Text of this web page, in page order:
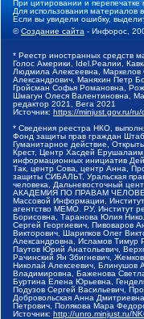
При цитировании и
Для использования материалов
Если вы увидели ошибку,
©Создание сайта - Инфорос,
* Реестр иностранных средств
Голос Америки, Idel.Реалии,
Людмила Алексеевна, Маркелов
Александрович, Маняхин Петр
Гройсман Софья Романовна,
Шмагун Олеся Валентиновна,
редактор 2021, Вега 2021
Источник: https://minjust.gov.ru/
* Сведения реестра НКО,
Фонд защиты прав граждан
Гуманитарное действие,
Крест, Центр Хасдей
информационных инициатив
Так, центр Сова, центр Анна,
защиты СИБАЛЬТ, Уральская
человека, Дальневосточный
АКАДЕМИЯ ПО ПРАВАМ ЧЕЛОВЕКА,
Массовой Информации,
агентство МЕМО. РУ, Институт
Борисовна, Таранова Юлия
Сергей Георгиевич, Пивоваров
Викторович, Шарипков Олег
Александровна, Исламов Тимур
Паутов Юрий Анатольевич,
Рачинский Ян Збигневич,
Николай Алексеевич, Блинушов
Владимировна, Баженова
Буртина Елена Юрьевна,
Подузов Сергей Васильевич,
Добровольская Анна
Петрович, Полякова Мара
Источник: http://unro.minjust.ru/